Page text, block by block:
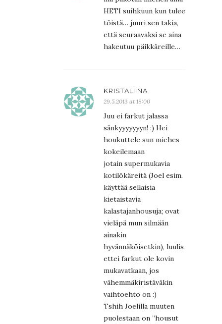
HETI suihkuun kun tulee
töistä… juuri sen takia,
että seuraavaksi se aina
hakeutuu päikkäreille…
KRISTALIINA
29.5.2013 at 18:00
Juu ei farkut jalassa
sänkyyyyyyyn! :) Hei
houkuttele sun miehes
kokeilemaan
jotain supermukavia
kotilökäreitä (Joel esim.
käyttää sellaisia
kietaistavia
kalastajanhousuja; ovat
vieläpä mun silmään
ainakin
hyvännäköisetkin), luulis
ettei farkut ole kovin
mukavatkaan, jos
vähemmäkiristäväkin
vaihtoehto on :)
Tshih Joelilla muuten
puolestaan on ”housut